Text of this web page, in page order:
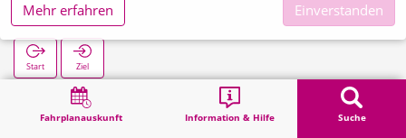
Fahrplanauskunft Information & Hilfe Suche
Anna I
Start Ziel
Anna I
Mehr erfahren
Einverstanden